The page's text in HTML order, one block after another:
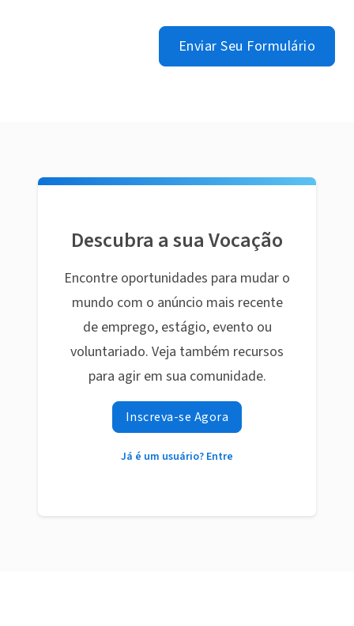
Enviar Seu Formulário
Descubra a sua Vocação
Encontre oportunidades para mudar o
mundo com o anúncio mais recente
de emprego, estágio, evento ou
voluntariado. Veja também recursos
para agir em sua comunidade.
Inscreva-se Agora
Já é um usuário? Entre